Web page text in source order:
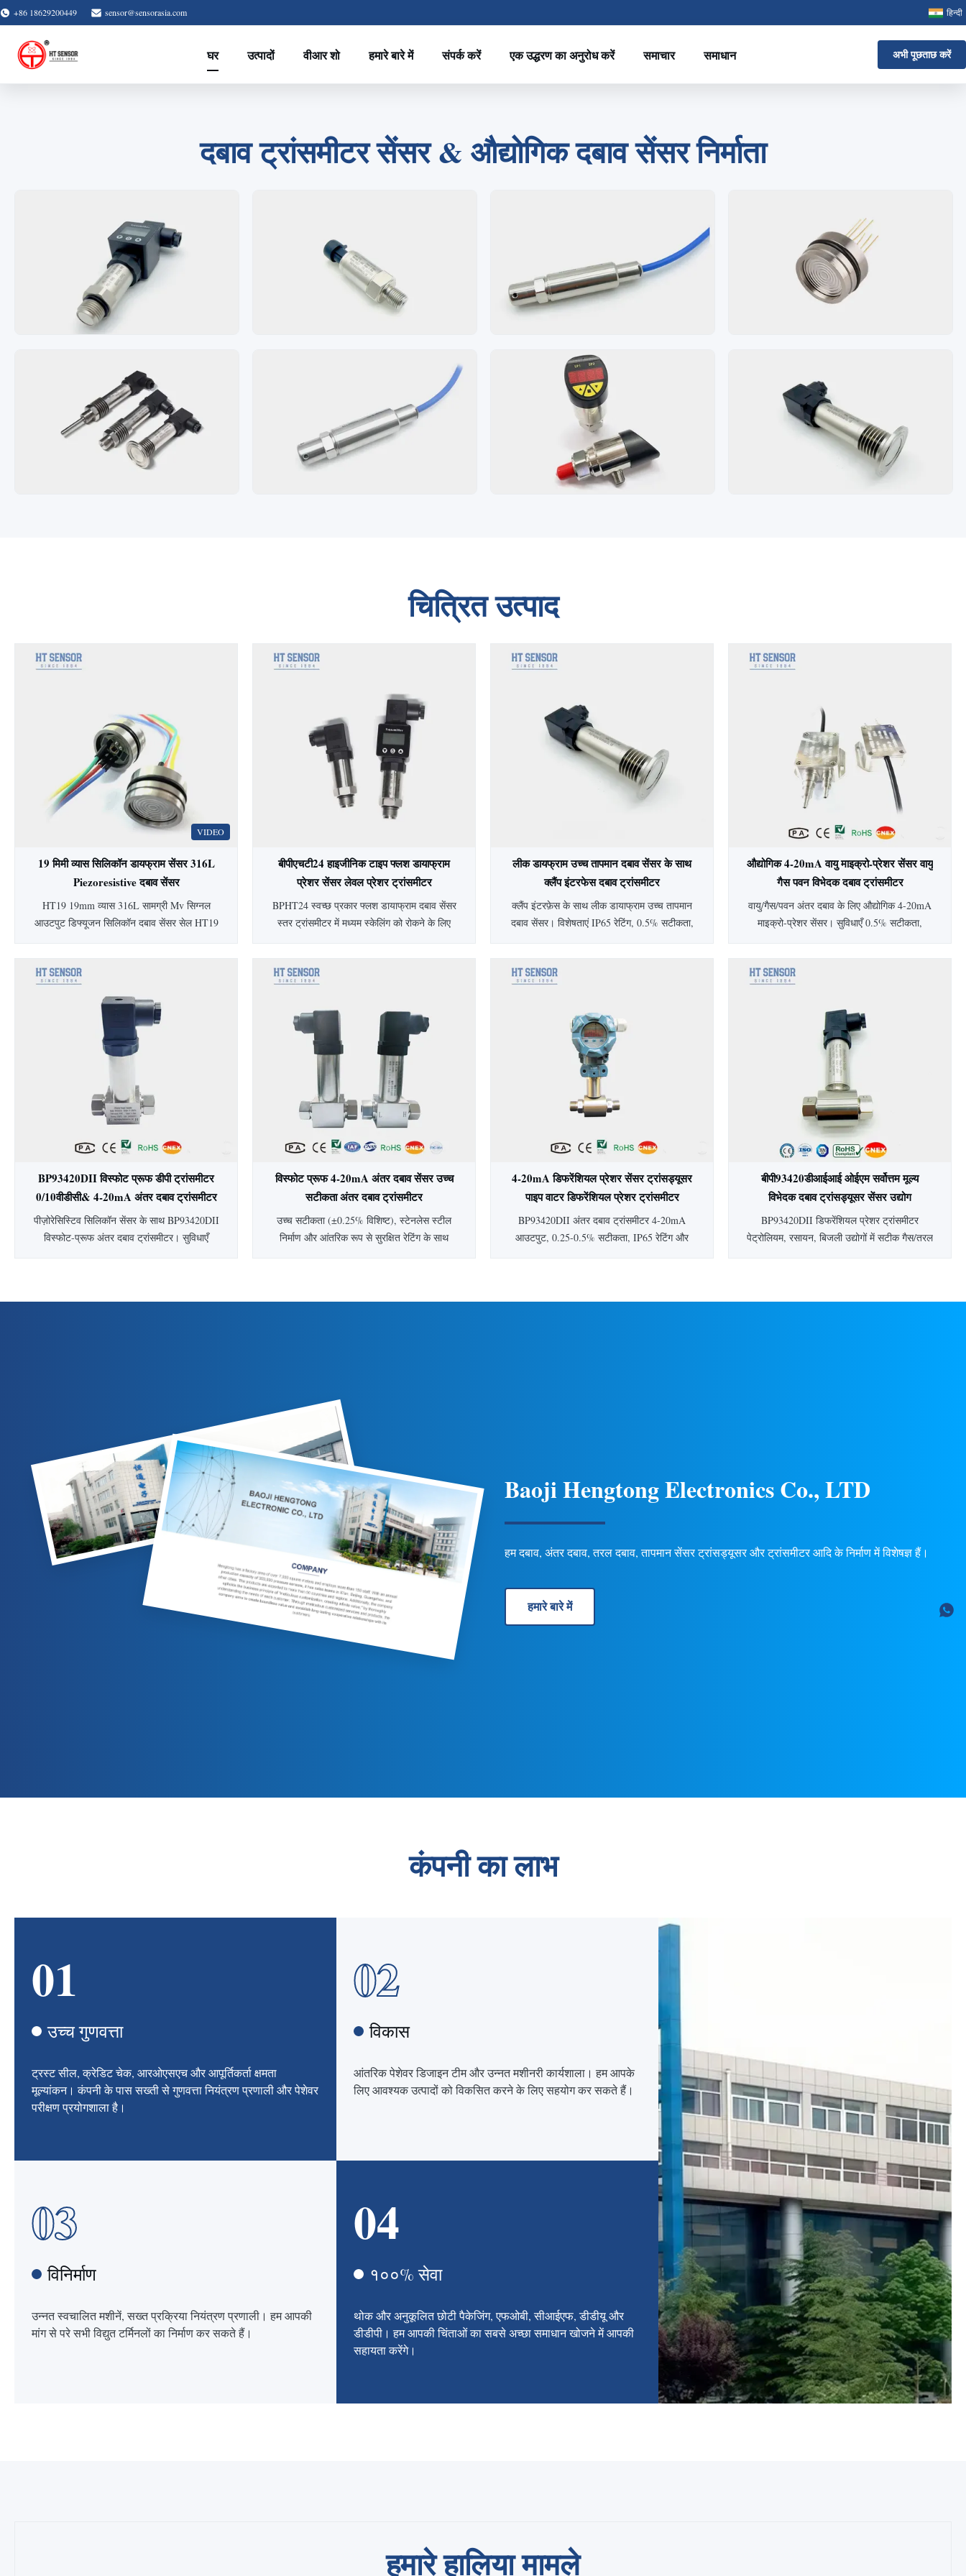
+86 18629200449 sensor@sensorasia.com हिन्दी
घर उत्पादों वीआर शो हमारे बारे में संपर्क करें एक उद्धरण का अनुरोध करें समाचार समाधान अभी पूछताछ करें
1 2 4
दबाव ट्रांसमीटर सेंसर & औद्योगिक दबाव सेंसर निर्माता
चित्रित उत्पाद
VIDEO
19 मिमी व्यास सिलिकॉन डायफ्राम सेंसर 316L
Piezoresistive दबाव सेंसर
HT19 19mm व्यास 316L सामग्री Mv सिग्नल
आउटपुट डिफ्यूजन सिलिकॉन दबाव सेंसर सेल HT19
दबाव सेंसर, मुख्य घटक उच्च स्थिरता फैला प्रतिबिंब
स्टेनलेस स्टील डायफ्राम से सें...
बीपीएचटी24 हाइजीनिक टाइप फ्लश डायाफ्राम
प्रेशर सेंसर लेवल प्रेशर ट्रांसमीटर
BPHT24 स्वच्छ प्रकार फ्लश डायाफ्राम दबाव सेंसर
स्तर ट्रांसमीटर में मध्यम स्केलिंग को रोकने के लिए
स्टील निर्माण के साथ, यह चिकित्सा,
है। अनुकूलन योग्य दबाव प्रकार और आउटपुट
उपलब्ध हैं।
लीक डायफ्राम उच्च तापमान दबाव सेंसर के साथ
क्लैंप इंटरफेस दबाव ट्रांसमीटर
क्लैंप इंटरफ़ेस के साथ लीक डायाफ्राम उच्च तापमान
दबाव सेंसर। विशेषताएं IP65 रेटिंग, 0.5% सटीकता,
स्वच्छ अनुप्रयोगों के लिए आदर्श।
औद्योगिक 4-20mA वायु माइक्रो-प्रेशर सेंसर वायु
गैस पवन विभेदक दबाव ट्रांसमीटर
वायु/गैस/पवन अंतर दबाव के लिए औद्योगिक 4-20mA
माइक्रो-प्रेशर सेंसर। सुविधाएँ 0.5% सटीकता,
साल की वारंटी, बॉयलर, खनन, शराब बनाने और
BP93420DII विस्फोट प्रूफ डीपी ट्रांसमीटर
0/10वीडीसी& 4-20mA अंतर दबाव ट्रांसमीटर
स्तर ट्रांसमीटर
पीज़ोरेसिस्टिव सिलिकॉन सेंसर के साथ BP93420DII
विस्फोट-प्रूफ अंतर दबाव ट्रांसमीटर। सुविधाएँ
के लिए उपयुक्त। अनुकूलन योग्य विकल्प उपलब्ध हैं.
विस्फोट प्रूफ 4-20mA अंतर दबाव सेंसर उच्च
सटीकता अंतर दबाव ट्रांसमीटर
उच्च सटीकता (±0.25% विशिष्ट), स्टेनलेस स्टील
निर्माण और आंतरिक रूप से सुरक्षित रेटिंग के साथ
कई आउटपुट/कनेक्शन विकल्प शामिल हैं।
4-20mA डिफरेंशियल प्रेशर सेंसर ट्रांसड्यूसर
पाइप वाटर डिफरेंशियल प्रेशर ट्रांसमीटर
BP93420DII अंतर दबाव ट्रांसमीटर 4-20mA
आउटपुट, 0.25-0.5% सटीकता, IP65 रेटिंग और
करता है। अनुकूलन योग्य विकल्प उपलब्ध हैं.
बीपी93420डीआईआई ओईएम सर्वोत्तम मूल्य
विभेदक दबाव ट्रांसड्यूसर सेंसर उद्योग
डीआईएफएफ. दबाव ट्रांसमीटर
BP93420DII डिफरेंशियल प्रेशर ट्रांसमीटर
पेट्रोलियम, रसायन, बिजली उद्योगों में सटीक गैस/तरल
24 महीने की वारंटी। कस्टम OEM/ODM उपलब्ध
Baoji Hengtong Electronics Co., LTD
हम दबाव, अंतर दबाव, तरल दबाव, तापमान सेंसर ट्रांसड्यूसर और ट्रांसमीटर आदि के निर्माण में विशेषज्ञ हैं।
हमारे बारे में
कंपनी का लाभ
01
उच्च गुणवत्ता
ट्रस्ट सील, क्रेडिट चेक, आरओएसएच और आपूर्तिकर्ता क्षमता
मूल्यांकन। कंपनी के पास सख्ती से गुणवत्ता नियंत्रण प्रणाली और पेशेवर
परीक्षण प्रयोगशाला है।
02
विकास
आंतरिक पेशेवर डिजाइन टीम और उन्नत मशीनरी कार्यशाला। हम आपके
लिए आवश्यक उत्पादों को विकसित करने के लिए सहयोग कर सकते हैं।
03
विनिर्माण
उन्नत स्वचालित मशीनें, सख्त प्रक्रिया नियंत्रण प्रणाली। हम आपकी
मांग से परे सभी विद्युत टर्मिनलों का निर्माण कर सकते हैं।
04
१००% सेवा
थोक और अनुकूलित छोटी पैकेजिंग, एफओबी, सीआईएफ, डीडीयू और
डीडीपी। हम आपकी चिंताओं का सबसे अच्छा समाधान खोजने में आपकी
सहायता करेंगे।
हमारे हालिया मामले